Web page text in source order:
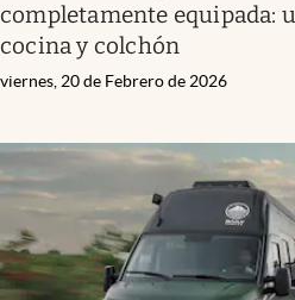
completamente equipada:
cocina y colchón
viernes, 20 de Febrero de 2026